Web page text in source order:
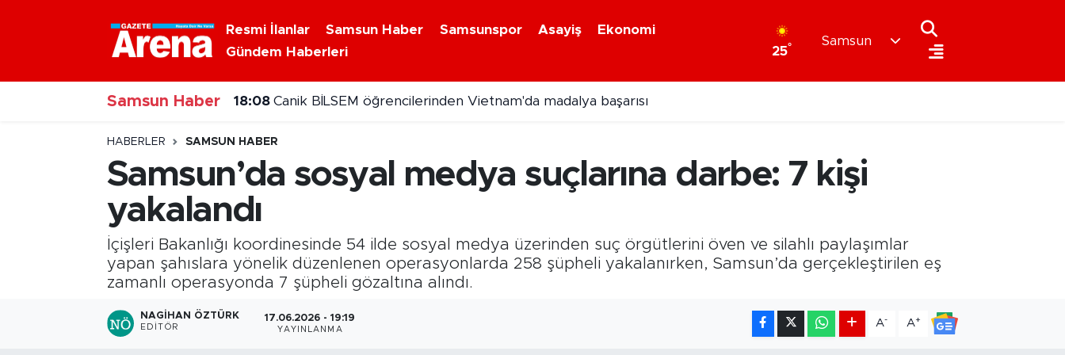
Resmi İlanlar Samsun Haber Samsunspor Asayiş
Ekonomi
Gündem Haberleri
25°
Samsun
Samsun Haber 18:08 Canik BİLSEM öğrencilerinden Vietnam'da madalya başarısı
HABERLER SAMSUN HABER
Samsun’da sosyal medya suçlarına darbe: 7 kişi
yakalandı
İçişleri Bakanlığı koordinesinde 54 ilde sosyal medya üzerinden suç örgütlerini öven ve silahlı paylaşımlar
yapan şahıslara yönelik düzenlenen operasyonlarda 258 şüpheli yakalanırken, Samsun’da gerçekleştirilen eş
zamanlı operasyonda 7 şüpheli gözaltına alındı.
NAGIHAN ÖZTÜRK
EDITÖR
17.06.2026 - 19:19
YAYINLANMA
A- A+
Nöbetçi Eczaneler
Hava Durumu
Samsun Namaz Vakitleri
Trafik Durumu
Süper Lig Puan Durumu ve Fikstür
Tüm Manşetler